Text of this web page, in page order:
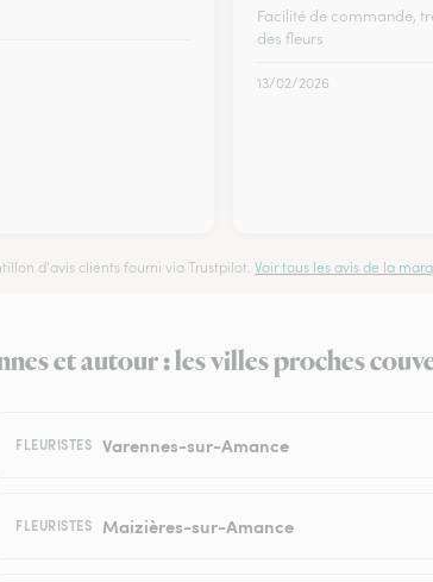
Facilité de commande,
des fleurs
13/02/2026
d'avis clients fourni via Trustpilot.Voir tous les avis de la
et autour : les villes proches
FLEURISTES Varennes-sur-Amance
FLEURISTES Maizières-sur-Amance